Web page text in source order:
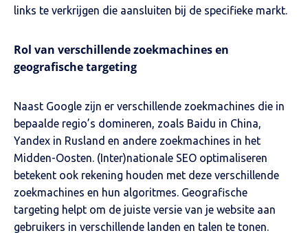
links te verkrijgen die aansluiten bij de specifieke markt.
Rol van verschillende zoekmachines en
geografische targeting
Naast Google zijn er verschillende zoekmachines die in
bepaalde regio’s domineren, zoals Baidu in China,
Yandex in Rusland en andere zoekmachines in het
Midden-Oosten. (Inter)nationale SEO optimaliseren
betekent ook rekening houden met deze verschillende
zoekmachines en hun algoritmes. Geografische
targeting helpt om de juiste versie van je website aan
gebruikers in verschillende landen en talen te tonen.